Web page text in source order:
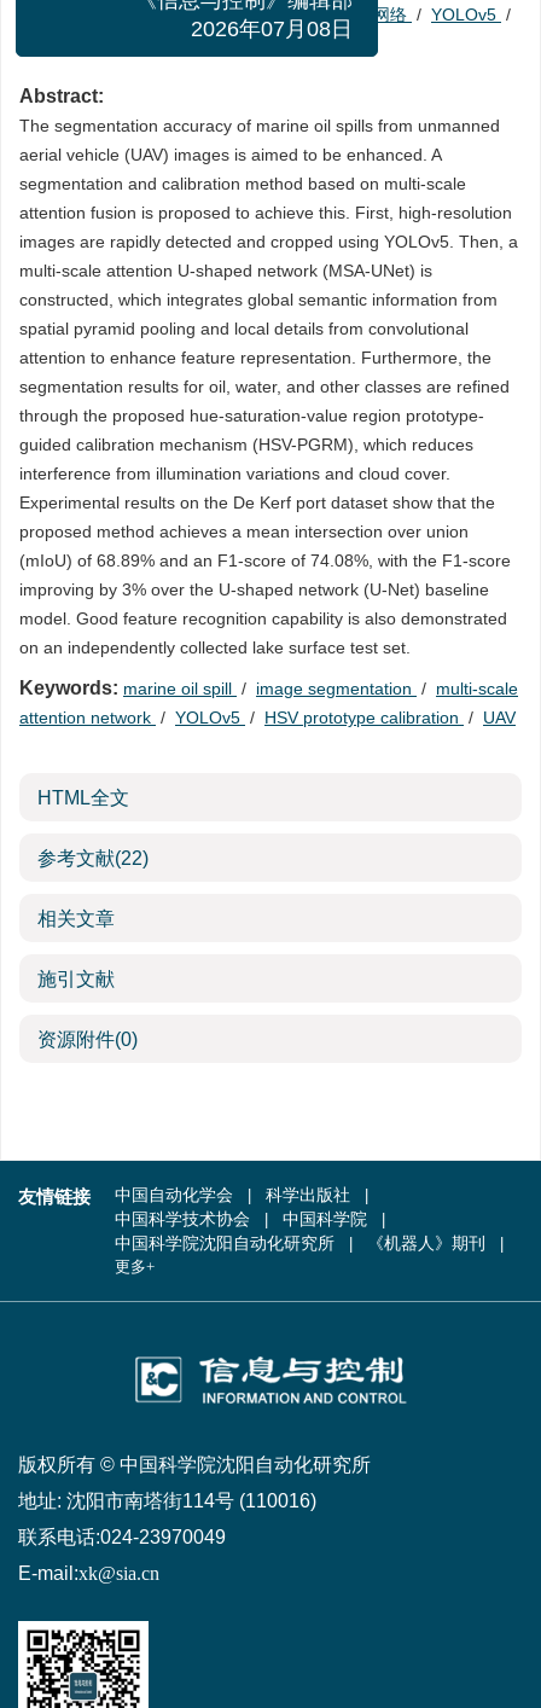
海上溢油 /图像分割/ 多尺度注意力网络 / YOLOv5 /
Abstract:
The segmentation accuracy of marine oil spills from unmanned
aerial vehicle (UAV) images is aimed to be enhanced. A
segmentation and calibration method based on multi-scale
attention fusion is proposed to achieve this. First, high-resolution
images are rapidly detected and cropped using YOLOv5. Then, a
multi-scale attention U-shaped network (MSA-UNet) is
constructed, which integrates global semantic information from
spatial pyramid pooling and local details from convolutional
attention to enhance feature representation. Furthermore, the
segmentation results for oil, water, and other classes are refined
through the proposed hue-saturation-value region prototype-
guided calibration mechanism (HSV-PGRM), which reduces
interference from illumination variations and cloud cover.
Experimental results on the De Kerf port dataset show that the
proposed method achieves a mean intersection over union
(mIoU) of 68.89% and an F1-score of 74.08%, with the F1-score
improving by 3% over the U-shaped network (U-Net) baseline
model. Good feature recognition capability is also demonstrated
on an independently collected lake surface test set.
Keywords: marine oil spill / image segmentation / multi-scale
attention network / YOLOv5 / HSV prototype calibration / UAV
HTML全文
参考文献(22)
相关文章
施引文献
资源附件(0)
友情链接 中国自动化学会
科学出版社
中国科学技术协会
中国科学院
中国科学院沈阳自动化研究所
《机器人》期刊
更多+
版权所有 © 中国科学院沈阳自动化研究所
地址: 沈阳市南塔街114号 (110016)
联系电话:024-23970049
E-mail:xk@sia.cn
《信息与控制》编辑部
2026年07月08日